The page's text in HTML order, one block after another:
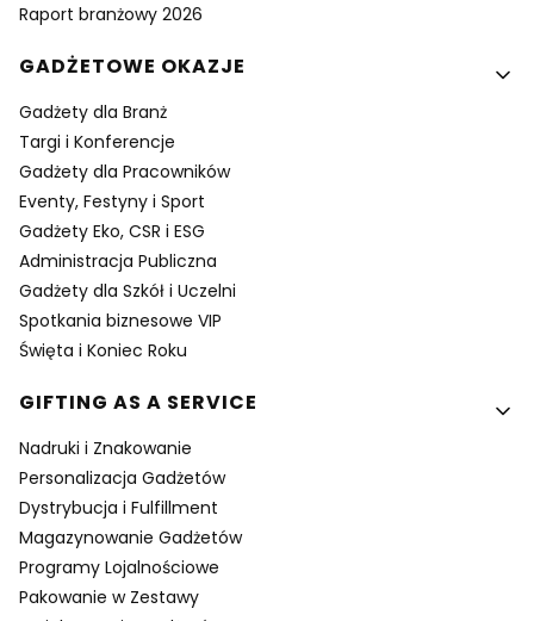
Raport branżowy 2026
GADŻETOWE OKAZJE
Gadżety dla Branż
Targi i Konferencje
Gadżety dla Pracowników
Eventy, Festyny i Sport
Gadżety Eko, CSR i ESG
Administracja Publiczna
Gadżety dla Szkół i Uczelni
Spotkania biznesowe VIP
Święta i Koniec Roku
GIFTING AS A SERVICE
Nadruki i Znakowanie
Personalizacja Gadżetów
Dystrybucja i Fulfillment
Magazynowanie Gadżetów
Programy Lojalnościowe
Pakowanie w Zestawy